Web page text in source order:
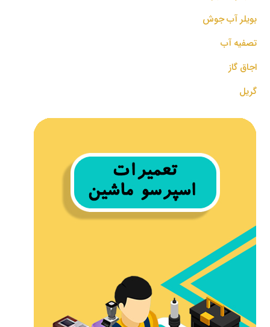
بویلر آب جوش
تصفیه آب
اجاق گاز
گریل